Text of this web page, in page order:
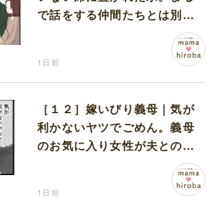
で話をする仲間たちとは別に
1日前
［１２］嫁いびり義母｜気が
利かないヤツでごめん。義母
のお気に入り女性が夫との親
1日前